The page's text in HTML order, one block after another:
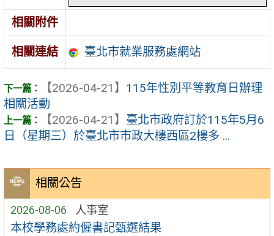
相關公告
2026-08-06 人事室
本校學務處約僱書記甄選結果
相關附件
相關連結 臺北市就業服務處網站
【2026-04-21】 115年性別平等教育日辦理
相關活動
【2026-04-21】 臺北市政府訂於115年5月6
日（星期三）於臺北市市政大樓西區2樓多 ...